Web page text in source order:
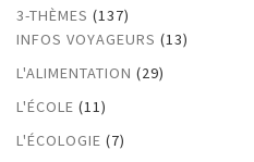
3-THÈMES (137)
INFOS VOYAGEURS (13)
L'ALIMENTATION (29)
L'ÉCOLE (11)
L'ÉCOLOGIE (7)